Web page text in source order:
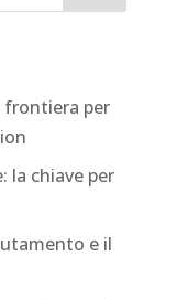
frontiera per
la chiave per
e il